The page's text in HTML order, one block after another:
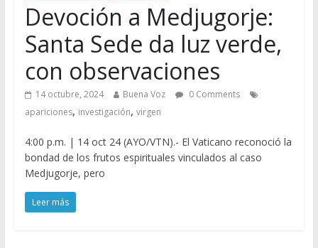
Devoción a Medjugorje:
Santa Sede da luz verde,
con observaciones
14 octubre, 2024 Buena Voz
0 Comments
apariciones, investigación, virgen
4:00 p.m. | 14 oct 24 (AYO/VTN).- El Vaticano reconoció la
bondad de los frutos espirituales vinculados al caso
Medjugorje, pero
Leer más